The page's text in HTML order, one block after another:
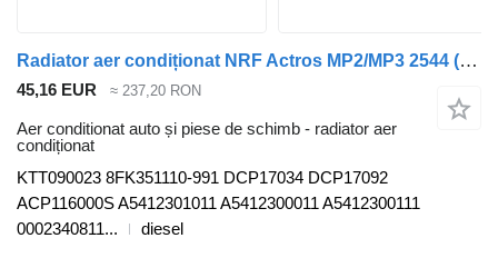
Radiator aer condiționat NRF Actros MP2/MP3 2544 (01.02-) KTT090023 pentru cap tractor Mercedes-Benz Actros, Axor MP1, MP2, MP3 (1996-2014)
45,16 EUR ≈ 237,20 RON
Aer conditionat auto și piese de schimb - radiator aer
condiționat
KTT090023 8FK351110-991 DCP17034 DCP17092
ACP116000S A5412301011 A5412300011 A5412300111
0002340811...
diesel